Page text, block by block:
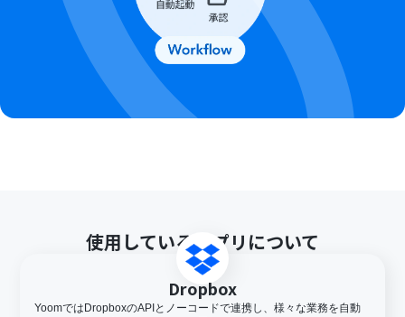
使用しているアプリについて
Dropbox
YoomではDropboxのAPIとノーコードで連携し、様々な業務を自動